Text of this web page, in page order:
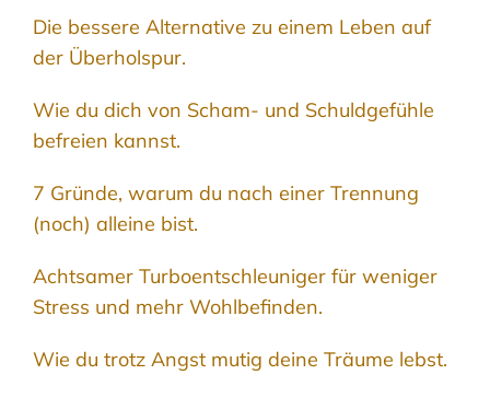
Die bessere Alternative zu einem Leben auf
der Überholspur.
Wie du dich von Scham- und Schuldgefühle
befreien kannst.
7 Gründe, warum du nach einer Trennung
(noch) alleine bist.
Achtsamer Turboentschleuniger für weniger
Stress und mehr Wohlbefinden.
Wie du trotz Angst mutig deine Träume lebst.